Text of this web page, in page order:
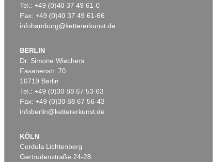
EMIL SCHUMACHER
Palis, 1992
Ergebnis:€ 228.600
Tel.: +49 (0)40 37 49 61-0
Fax: +49 (0)40 37 49 61-66
infohamburg@kettererkunst.de
BERLIN
Dr. Simone Wiechers
Fasanenstr. 70
10719 Berlin
Tel.: +49 (0)30 88 67 53-63
Fax: +49 (0)30 88 67 56-43
infoberlin@kettererkunst.de
KÖLN
Cordula Lichtenberg
Gertrudenstraße 24-28